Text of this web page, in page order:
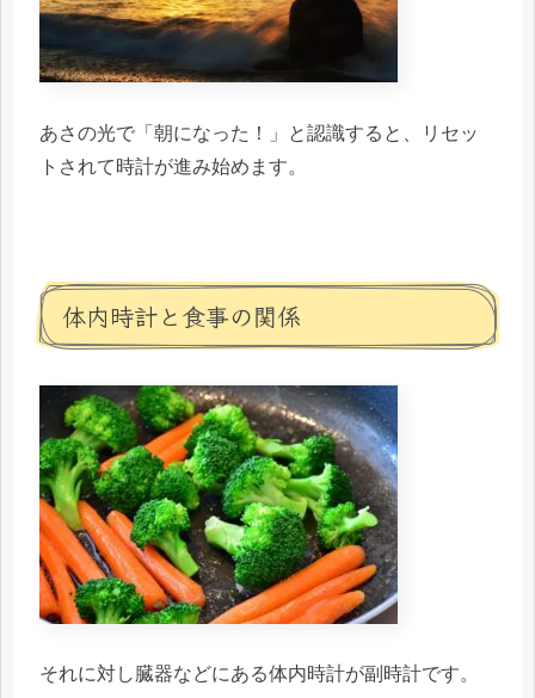
あさの光で「朝になった！」と認識すると、リセッ
トされて時計が進み始めます。
体内時計と食事の関係
それに対し臓器などにある体内時計が副時計です。